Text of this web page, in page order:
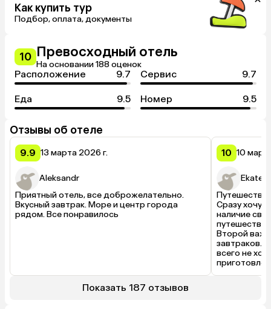
Как купить тур
Подбор, оплата, документы
10 Превосходный отель
На основании 188 оценок
Расположение 9.7 Сервис 9.7
Еда 9.5 Номер 9.5
Отзывы об отеле
9.9 13 марта 2026 г.
Aleksandr
Приятный отель, все доброжелательно.
Вкусный завтрак. Море и центр города
рядом. Все понравилось
10 10
Сразу хочу
наличие
Второй
завтраков.
всего не
Показать 187 отзывов